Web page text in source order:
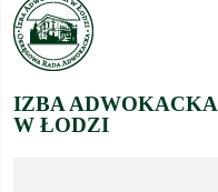
IZBA ADWOKACKA
W ŁODZI